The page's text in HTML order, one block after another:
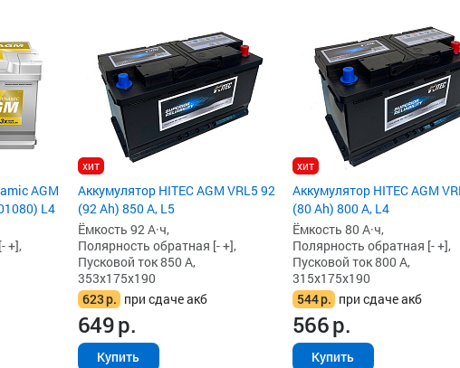
AGM
L4
+],
хит
Аккумулятор HITEC AGM VRL5 92
(92 Ah) 850 А, L5
Ёмкость 92 А·ч,
Полярность обратная [- +],
Пусковой ток 850 А,
353x175x190
623р. при сдаче акб
649р.
Купить
хит
Аккумулятор HITEC AGM
(80 Ah) 800 А, L4
Ёмкость 80 А·ч,
Полярность обратная [- +],
Пусковой ток 800 А,
315x175x190
544р. при сдаче акб
566р.
Купить